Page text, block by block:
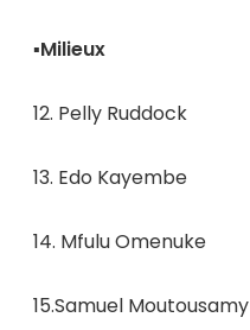
▪︎Milieux
12. Pelly Ruddock
13. Edo Kayembe
14. Mfulu Omenuke
15.Samuel Moutousamy